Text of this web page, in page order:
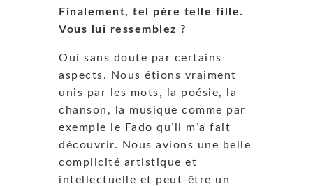
Finalement, tel père telle fille.
Vous lui ressemblez ?
Oui sans doute par certains
aspects. Nous étions vraiment
unis par les mots, la poésie, la
chanson, la musique comme par
exemple le Fado qu’il m’a fait
découvrir. Nous avions une belle
complicité artistique et
intellectuelle et peut-être un